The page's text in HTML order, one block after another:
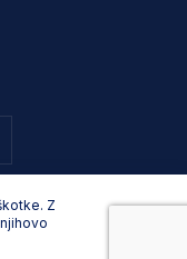
Z
Oblikovanje in